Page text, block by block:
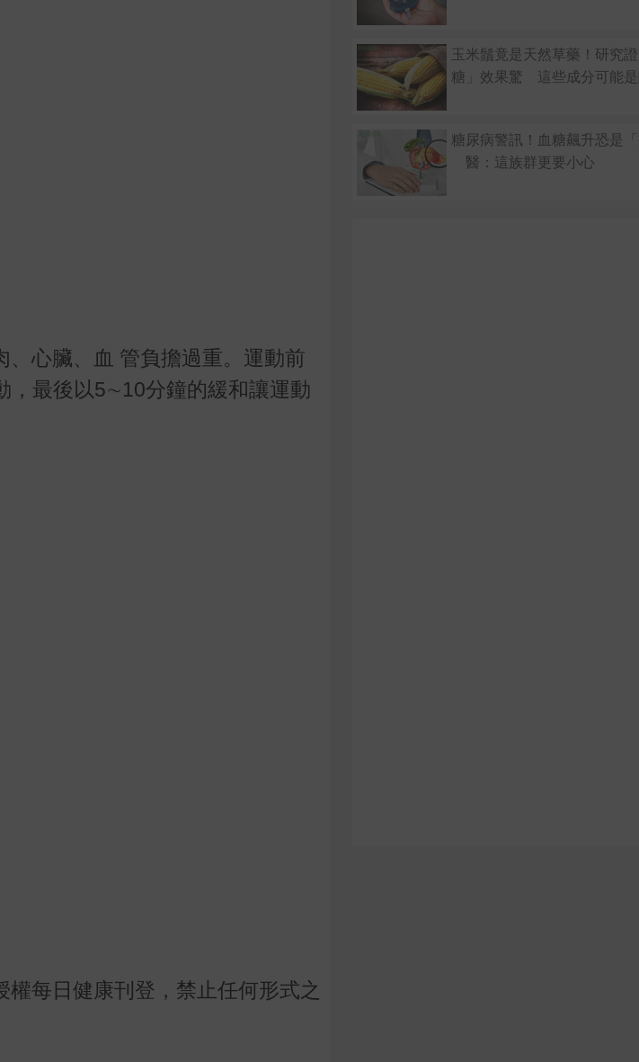
心臟、血 管負擔過重。運動前
最後以5∼10分鐘的緩和讓運動
每日健康刊登，禁止任何形式之
玉米鬚竟是天然草藥！研究
糖」效果驚 這些成分可能
糖尿病警訊！血糖飆升恐是
醫：這族群更要小心